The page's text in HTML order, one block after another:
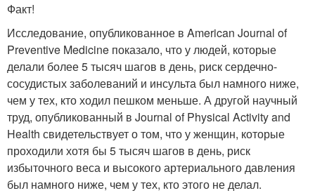
Факт!
Исследование, опубликованное в American Journal of
Preventive Medicine показало, что у людей, которые
делали более 5 тысяч шагов в день, риск сердечно-
сосудистых заболеваний и инсульта был намного ниже,
чем у тех, кто ходил пешком меньше. А другой научный
труд, опубликованный в Journal of Physical Activity and
Health свидетельствует о том, что у женщин, которые
проходили хотя бы 5 тысяч шагов в день, риск
избыточного веса и высокого артериального давления
был намного ниже, чем у тех, кто этого не делал.